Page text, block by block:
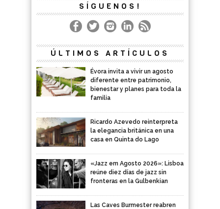
SÍGUENOS!
ÚLTIMOS ARTÍCULOS
Évora invita a vivir un agosto
diferente entre patrimonio,
bienestar y planes para toda la
familia
Ricardo Azevedo reinterpreta
la elegancia británica en una
casa en Quinta do Lago
«Jazz em Agosto 2026»: Lisboa
reúne diez días de jazz sin
fronteras en la Gulbenkian
Las Caves Burmester reabren